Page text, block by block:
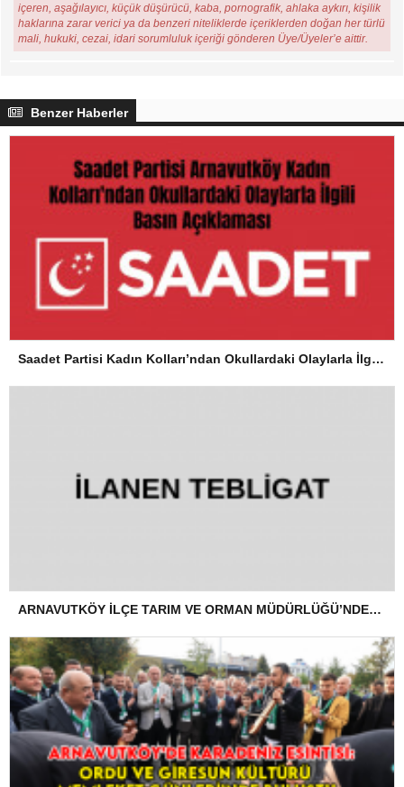
içeren, aşağılayıcı, küçük düşürücü, kaba, pornografik, ahlaka aykırı, kişilik
haklarına zarar verici ya da benzeri niteliklerde içeriklerden doğan her türlü
mali, hukuki, cezai, idari sorumluluk içeriği gönderen Üye/Üyeler’e aittir.
Benzer Haberler
Saadet Partisi Kadın Kolları’ndan Okullardaki Olaylarla İlgili Basın Açıklaması
ARNAVUTKÖY İLÇE TARIM VE ORMAN MÜDÜRLÜĞÜ’NDEN İLANEN TEBLİGAT